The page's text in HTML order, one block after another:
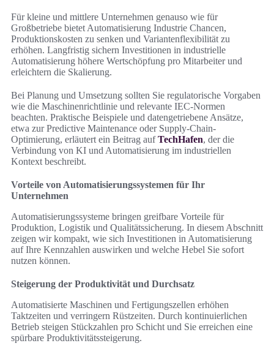
Für kleine und mittlere Unternehmen genauso wie für
Großbetriebe bietet Automatisierung Industrie Chancen,
Produktionskosten zu senken und Variantenflexibilität zu
erhöhen. Langfristig sichern Investitionen in industrielle
Automatisierung höhere Wertschöpfung pro Mitarbeiter und
erleichtern die Skalierung.
Bei Planung und Umsetzung sollten Sie regulatorische Vorgaben
wie die Maschinenrichtlinie und relevante IEC-Normen
beachten. Praktische Beispiele und datengetriebene Ansätze,
etwa zur Predictive Maintenance oder Supply-Chain-
Optimierung, erläutert ein Beitrag aufTechHafen, der die
Verbindung von KI und Automatisierung im industriellen
Kontext beschreibt.
Vorteile von Automatisierungssystemen für Ihr
Unternehmen
Automatisierungssysteme bringen greifbare Vorteile für
Produktion, Logistik und Qualitätssicherung. In diesem Abschnitt
zeigen wir kompakt, wie sich Investitionen in Automatisierung
auf Ihre Kennzahlen auswirken und welche Hebel Sie sofort
nutzen können.
Steigerung der Produktivität und Durchsatz
Automatisierte Maschinen und Fertigungszellen erhöhen
Taktzeiten und verringern Rüstzeiten. Durch kontinuierlichen
Betrieb steigen Stückzahlen pro Schicht und Sie erreichen eine
spürbare Produktivitätssteigerung.